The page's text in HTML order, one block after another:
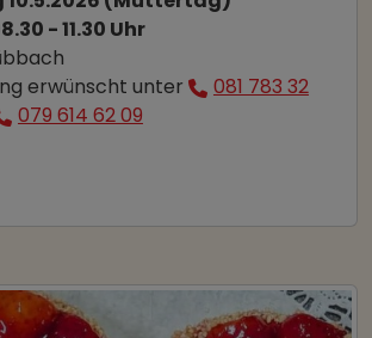
- 11.30 Uhr
erwünscht unter
081 783 32
079 614 62 09